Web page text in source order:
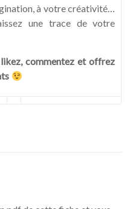
à votre créativité…
une trace de votre
commentez et offrez